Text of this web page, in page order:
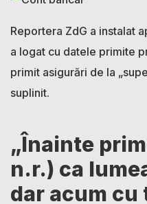
Reportera ZdG a instalat
a logat cu datele primite
primit asigurări de la
suplinit.
„Înainte
n.r.) ca
dar acum cu